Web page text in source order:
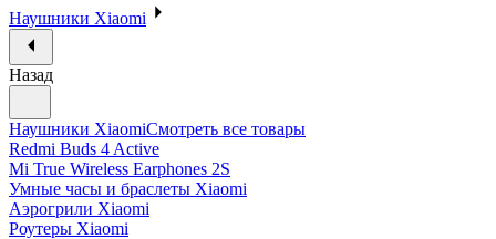
Наушники Xiaomi
Назад
Наушники XiaomiСмотреть все товары
Redmi Buds 4 Active
Mi True Wireless Earphones 2S
Умные часы и браслеты Xiaomi
Аэрогрили Xiaomi
Роутеры Xiaomi